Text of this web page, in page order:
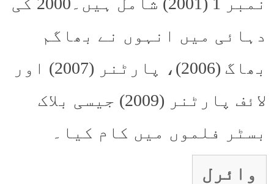
دہائی میں انہوں نے بھاگم
بھاگ (2006)، پارٹنر (2007) اور
لائف پارٹنر (2009) جیسی بلاک
بسٹر فلموں میں کام کیا۔
وائرل